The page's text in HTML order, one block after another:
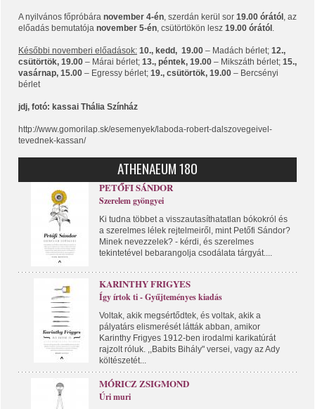
A nyilvános főpróbára november 4-én , szerdán kerül sor 19.00 órától , az
előadás bemutatója november 5-én , csütörtökön lesz 19.00 órától
Későbbi novemberi előadások: 10., kedd, 19.00 – Madách bérlet; 12.,
csütörtök, 19.00 – Márai bérlet; 13., péntek, 19.00 – Mikszáth bérlet; 15.,
vasárnap, 15.00 – Egressy bérlet; 19., csütörtök, 19.00 – Bercsényi
bérlet
jdj, fotó: kassai Thália Színház
http://www.gomorilap.sk/esemenyek/laboda-robert-dalszovegeivel-
tevednek-kassan/
ATHENAEUM 180
PETŐFI SÁNDOR
Szerelem gyöngyei
Ki tudna többet a visszautasíthatatlan bókokról és
a szerelmes lélek rejtelmeiről, mint Petőfi Sándor?
Minek nevezzelek? - kérdi, és szerelmes
tekintetével bebarangolja csodálata tárgyát....
KARINTHY FRIGYES
Így írtok ti - Gyűjteményes kiadás
Voltak, akik megsértődtek, és voltak, akik a
pályatárs elismerését látták abban, amikor
Karinthy Frigyes 1912-ben irodalmi karikatúrát
rajzolt róluk. ,,Babits Bihály" versei, vagy az Ady
költészetét...
MÓRICZ ZSIGMOND
Úri muri